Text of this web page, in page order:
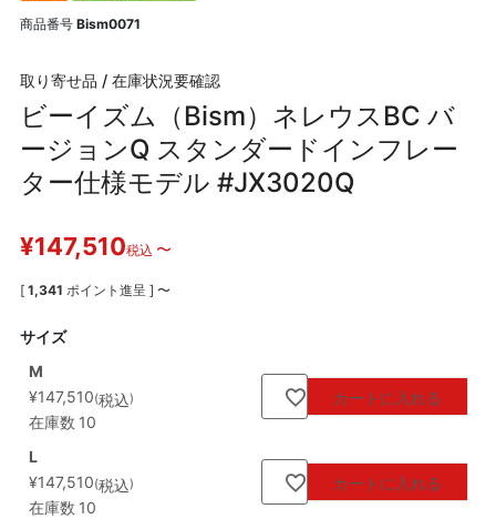
商品番号 Bism0071
取り寄せ品 / 在庫状況要確認
ビーイズム（Bism）ネレウスBC バ
ージョンQ スタンダードインフレー
ター仕様モデル #JX3020Q
¥147,510税込 〜
[ 1,341 ポイント進呈 ] 〜
サイズ
M
¥147,510 税込
在庫数 10
カートに入れる
L
¥147,510 税込
在庫数 10
カートに入れる